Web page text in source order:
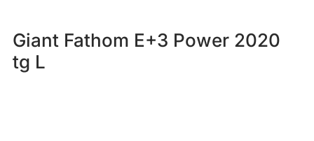
Giant Fathom E+3 Power 2020
tg L